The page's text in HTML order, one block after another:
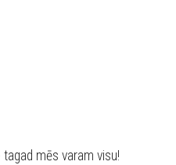
mēs varam visu!